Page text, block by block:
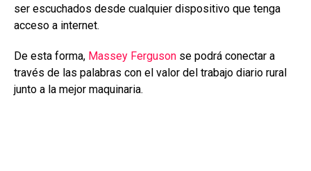
ser escuchados desde cualquier dispositivo que tenga
acceso a internet.
De esta forma, Massey Ferguson se podrá conectar a
través de las palabras con el valor del trabajo diario rural
junto a la mejor maquinaria.